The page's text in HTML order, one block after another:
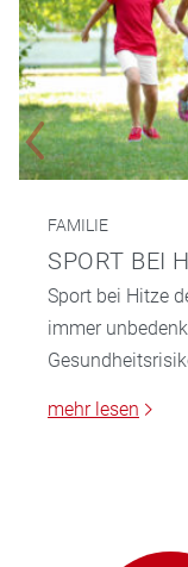
FAMILIE
SPORT BEI
Sport bei Hitze
immer
mehr lesen